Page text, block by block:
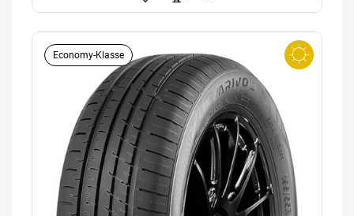
Economy-Klasse